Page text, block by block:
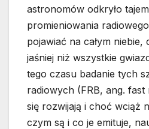
astronomów odkryło
promieniowania
pojawiać na całym niebie,
jaśniej niż wszystkie
tego czasu badanie tych
radiowych (FRB, ang.
się rozwijają i choć wciąż
czym są i co je emituje,